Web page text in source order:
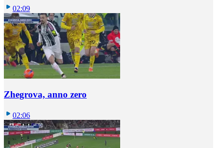
02:09
Zhegrova, anno zero
02:06